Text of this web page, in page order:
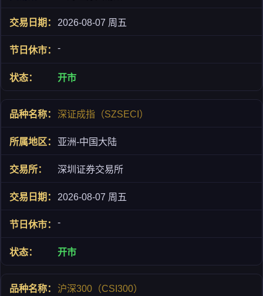
2026-08-07 周五
-
开市
深证成指（SZSECI）
亚洲-中国大陆
深圳证券交易所
2026-08-07 周五
-
开市
沪深300（CSI300）